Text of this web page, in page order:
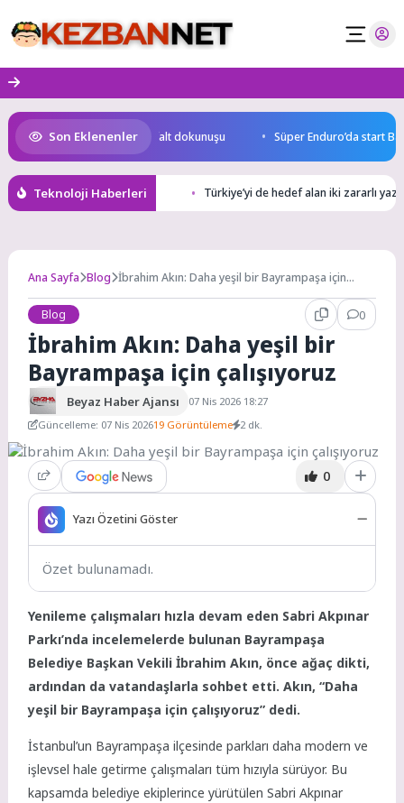
to
content
Son Eklenenler
Yolu Caddesi’ne özel asfalt dokunuşu Süper Enduro’da start
Teknoloji Haberleri Türkiye’yi de hedef alan iki zararlı
Ana Sayfa Blog İbrahim Akın: Daha yeşil bir Bayrampaşa için
Blog
0
İbrahim Akın: Daha yeşil bir
Bayrampaşa için çalışıyoruz
Beyaz Haber Ajansı
07 Nis 2026 18:27
Güncelleme: 07 Nis 202619 Görüntüleme 2 dk.
0
Yazı Özetini Göster
Özet bulunamadı.
Yenileme çalışmaları hızla devam eden Sabri Akpınar
Parkı’nda incelemelerde bulunan Bayrampaşa
Belediye Başkan Vekili İbrahim Akın, önce ağaç dikti,
ardından da vatandaşlarla sohbet etti. Akın, “Daha
yeşil bir Bayrampaşa için çalışıyoruz” dedi.
İstanbul’un Bayrampaşa ilçesinde parkları daha modern ve
işlevsel hale getirme çalışmaları tüm hızıyla sürüyor. Bu
kapsamda belediye ekiplerince yürütülen Sabri Akpınar